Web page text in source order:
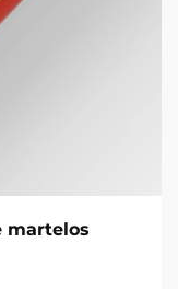
martelos